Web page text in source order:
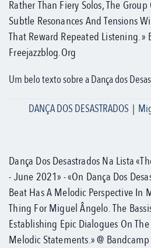
Rather Than Fiery Solos, The
Subtle Resonances And Tensions
That Reward Repeated Listening. »
Freejazzblog.org
Um belo texto sobre a Dança dos
DANÇA DOS DESASTRADOS |
Dança Dos Desastrados Na Lista
- June 2021» - «On Dança Dos
Beat Has A Melodic Perspective In
Thing For Miguel Ângelo. The
Establishing Epic Dialogues On
Melodic Statements.» @